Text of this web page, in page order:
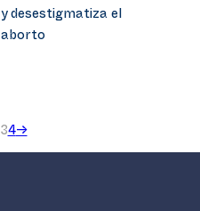
y desestigmatiza el
aborto
34→